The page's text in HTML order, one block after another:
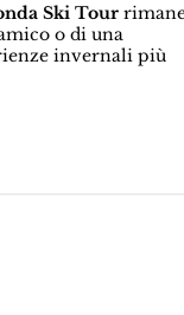
Ski Tour
o di una
invernali più